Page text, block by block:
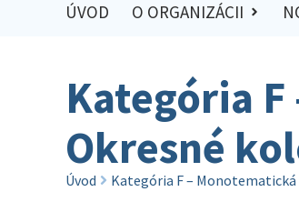
ÚVOD O ORGANIZÁCII
Kategória
Okresné
Úvod Kategória F –